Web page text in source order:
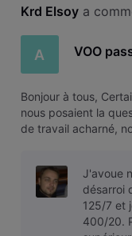
Krd Elsoy a
A VOO
Bonjour à tous,
nous posaient la
de travail acharné,
premiers
J'avoue
désarroi
125/7 et
400/20.